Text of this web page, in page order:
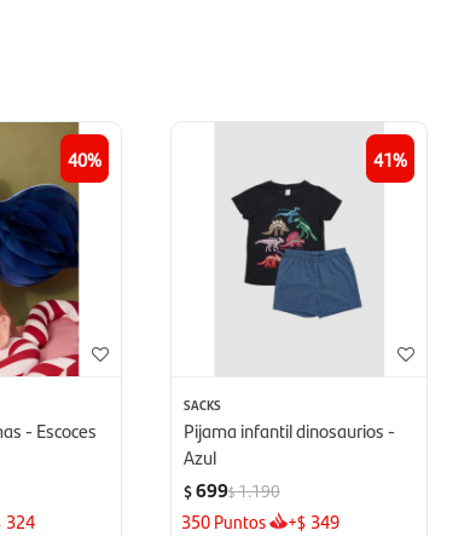
40
- Escoces
324
41
SACKS
Pijama infantil dinosaurios -
Azul
$699$1.190
350Puntos +$ 349